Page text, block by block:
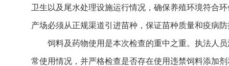
卫生以及尾水处理设施运行情况，确保养殖环境符合
产场必须从正规渠道引进苗种，保证苗种质量和疫病
饲料及药物使用是本次检查的重中之重。执法人
常使用情况，并严格检查是否存在使用违禁饲料添加